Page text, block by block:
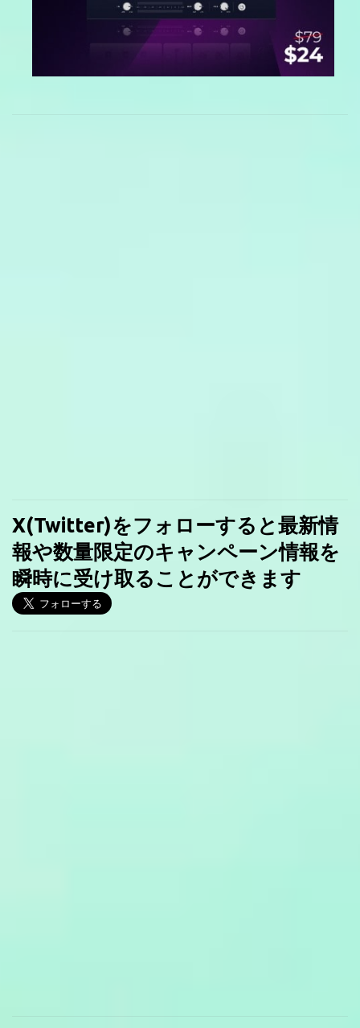
X(Twitter)をフォローすると最新情
報や数量限定のキャンペーン情報を
瞬時に受け取ることができます